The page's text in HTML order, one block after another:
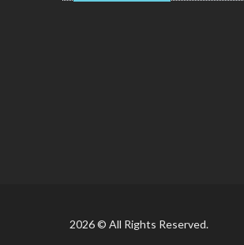
2026 © All Rights Reserved.